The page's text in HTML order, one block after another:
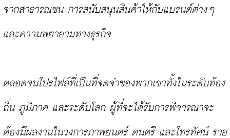
จากสาธารณชน การสนับสนุนสินค้าให้กับแบรนด์ต่างๆ
และความพยายามทางธุรกิจ
ตลอดจนโปรไฟล์ที่เป็นที่จดจำของพวกเขาทั้งในระดับท้อง
ถิ่น ภูมิภาค และระดับโลก ผู้ที่จะได้รับการพิจารณาจะ
ต้องมีผลงานในวงการภาพยนตร์ ดนตรี และโทรทัศน์ ราย